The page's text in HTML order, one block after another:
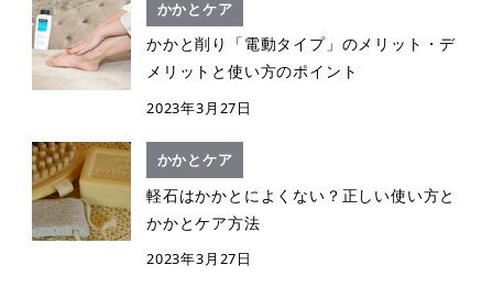
かかとケア
かかと削り「電動タイプ」のメリット・デ
メリットと使い方のポイント
2023年3月27日
かかとケア
軽石はかかとによくない？正しい使い方と
かかとケア方法
2023年3月27日